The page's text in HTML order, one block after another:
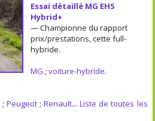
Essai détaillé MG EHS
Hybrid+
— Championne du rapport
prix/prestations, cette full-
hybride.
MG ; voiture-hybride.
; Peugeot ;Renault...Liste de toutes les